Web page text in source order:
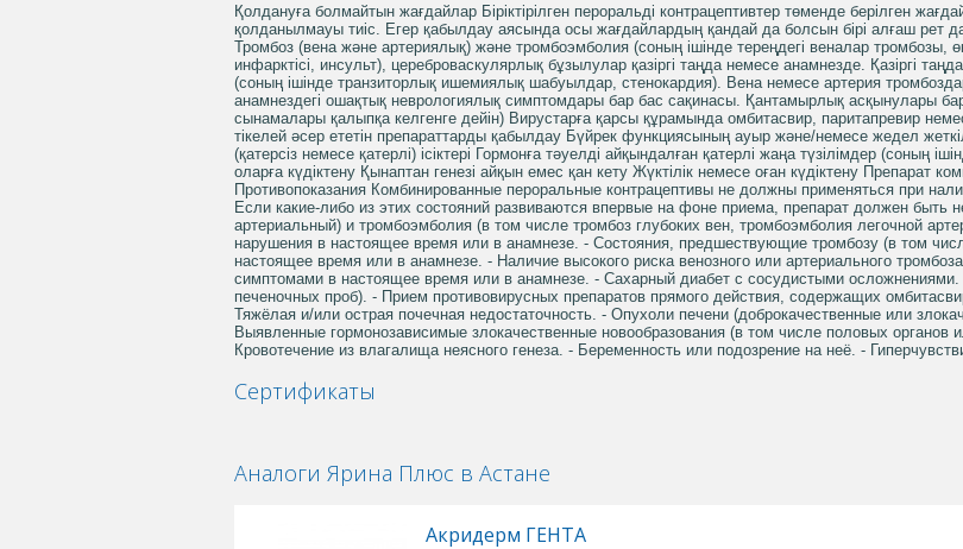
Қолдануға болмайтын жағдайлар Біріктірілген пероральді контрацептивтер төменде берілген
қолданылмауы тиіс. Егер қабылдау аясында осы жағдайлардың қандай да болсын бірі алғаш рет
Тромбоз (вена және артериялық) және тромбоэмболия (соның ішінде тереңдегі веналар
инфарктісі, инсульт), цереброваскулярлық бұзылулар қазіргі таңда немесе анамнезде. Қазіргі
(соның ішінде транзиторлық ишемиялық шабуылдар, стенокардия). Вена немесе артерия
анамнездегі ошақтық неврологиялық симптомдары бар бас сақинасы. Қантамырлық асқынулары
сынамалары қалыпқа келгенге дейін) Вирустарға қарсы құрамында омбитасвир, паритапревир
тікелей әсер ететін препараттарды қабылдау Бүйрек функциясының ауыр және/немесе жедел
(қатерсіз немесе қатерлі) ісіктері Гормонға тәуелді айқындалған қатерлі жаңа түзілімдер (соның
оларға күдіктену Қынаптан генезі айқын емес қан кету Жүктілік немесе оған күдіктену Препарат
Противопоказания Комбинированные пероральные контрацептивы не должны применяться при
Если какие-либо из этих состояний развиваются впервые на фоне приема, препарат должен быть
артериальный) и тромбоэмболия (в том числе тромбоз глубоких вен, тромбоэмболия легочной
нарушения в настоящее время или в анамнезе. - Состояния, предшествующие тромбозу (в том
настоящее время или в анамнезе. - Наличие высокого риска венозного или артериального
симптомами в настоящее время или в анамнезе. - Сахарный диабет с сосудистыми
печеночных проб). - Прием противовирусных препаратов прямого действия, содержащих
Тяжёлая и/или острая почечная недостаточность. - Опухоли печени (доброкачественные или
Выявленные гормонозависимые злокачественные новообразования (в том числе половых
Кровотечение из влагалища неясного генеза. - Беременность или подозрение на неё. -
Сертификаты
Аналоги Ярина Плюс в Астане
Акридерм ГЕНТА